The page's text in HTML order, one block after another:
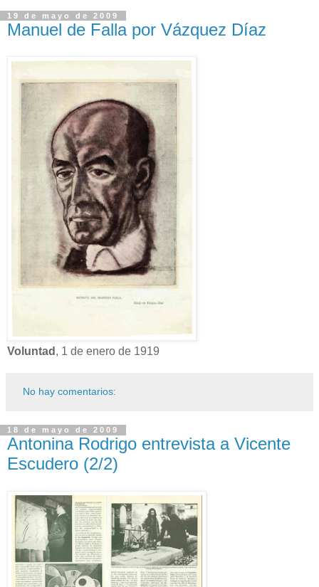
19 de mayo de 2009
Manuel de Falla por Vázquez Díaz
Voluntad , 1 de enero de 1919
No hay comentarios:
18 de mayo de 2009
Antonina Rodrigo entrevista a Vicente
Escudero (2/2)